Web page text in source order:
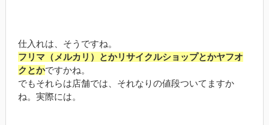
仕入れは、そうですね。
フリマ（メルカリ）とかリサイクルショップとかヤフオ
クとかですかね。
でもそれらは店舗では、それなりの値段ついてますか
ね。実際には。